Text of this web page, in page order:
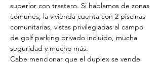
superior con trastero. Si hablamos de zonas
comunes, la vivienda cuenta con 2 piscinas
comunitarias, vistas privilegiadas al campo
de golf parking privado incluido, mucha
seguridad y mucho más.
Cabe mencionar que el duplex se vende